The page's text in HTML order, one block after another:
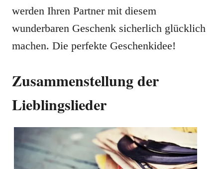
werden Ihren Partner mit diesem
wunderbaren Geschenk sicherlich glücklich
machen. Die perfekte Geschenkidee!
Zusammenstellung der
Lieblingslieder